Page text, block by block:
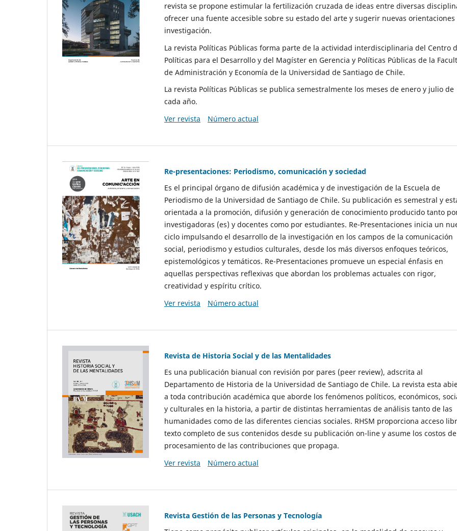
revista se propone estimular la fertilización cruzada de ideas entre diversas
ofrecer una fuente accesible sobre su estado del arte y sugerir nuevas orientaciones
investigación.
La revista Políticas Públicas forma parte de la actividad interdisciplinaria del Centro
Políticas para el Desarrollo y del Magíster en Gerencia y Políticas Públicas de la
de Administración y Economía de la Universidad de Santiago de Chile.
La revista Políticas Públicas se publica semestralmente los meses de enero y julio de
cada año.
Ver revista
Número actual
Re-presentaciones: Periodismo, comunicación y sociedad
Es el principal órgano de difusión académica y de investigación de la Escuela de
Periodismo de la Universidad de Santiago de Chile. Su publicación es semestral y
orientada a la promoción, difusión y generación de conocimiento producido tanto
investigadoras (es) y docentes como por estudiantes. Re-Presentaciones inicia un
ciclo impulsando el desarrollo de la investigación en los campos de la comunicación
social, periodismo y estudios culturales, desde los más diversos enfoques teóricos,
epistemológicos y temáticos. Re-Presentaciones promueve un especial énfasis en
aquellas perspectivas reflexivas que abordan los problemas actuales con rigor,
creatividad y espíritu crítico.
Ver revista
Número actual
Revista de Historia Social y de las Mentalidades
Es una publicación bianual con revisión por pares (peer review), adscrita al
Departamento de Historia de la Universidad de Santiago de Chile. La revista esta
a toda contribución académica que aborde los fenómenos políticos, económicos,
y culturales en la historia, a partir de distintas herramientas de análisis tanto de las
humanidades como de las diferentes ciencias sociales. RHSM proporciona acceso
texto completo de sus contenidos desde su publicación on-line y asume los costos de
procesamiento de las contribuciones que propaga.
Ver revista
Número actual
Revista Gestión de las Personas y Tecnología